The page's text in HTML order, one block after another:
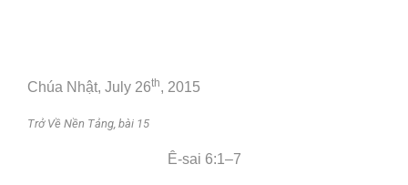
Chúa Nhật, July 26th, 2015
Trở Về Nền Tảng, bài 15
Ê-sai 6:1–7